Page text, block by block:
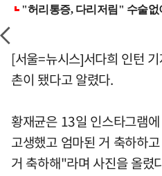
[서울=뉴시스]서다희 인턴
촌이 됐다고 알렸다.
황재균은 13일 인스타그램
고생했고 엄마된 거 축하하
거 축하해"라며 사진을 올렸